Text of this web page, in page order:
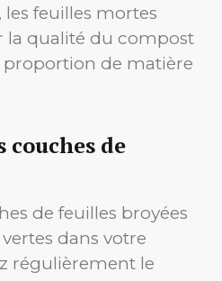
les feuilles mortes
la qualité du compost
de matière
de
de feuilles broyées
dans votre
régulièrement le